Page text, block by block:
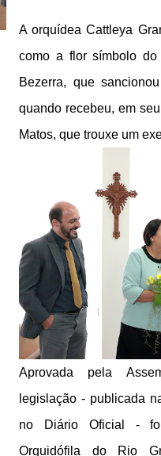
A orquídea Cattleya
como a flor símbolo do
Bezerra, que
quando recebeu, em
Matos, que trouxe um
Aprovada pela
legislação - publicada
no Diário Oficial -
Orquidófila do Rio